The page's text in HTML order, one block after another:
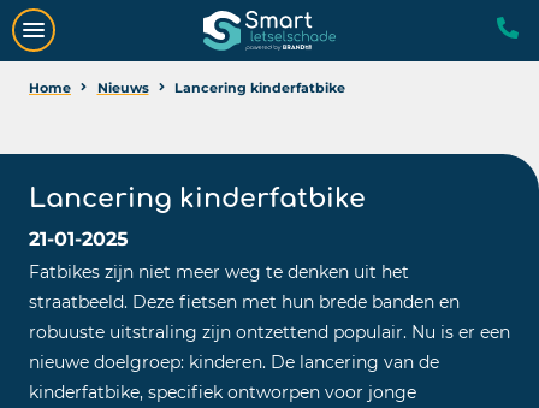
Home Nieuws Lancering kinderfatbike
Lancering kinderfatbike
21-01-2025
Fatbikes zijn niet meer weg te denken uit het
straatbeeld. Deze fietsen met hun brede banden en
robuuste uitstraling zijn ontzettend populair. Nu is er een
nieuwe doelgroep: kinderen. De lancering van de
kinderfatbike, specifiek ontworpen voor jonge